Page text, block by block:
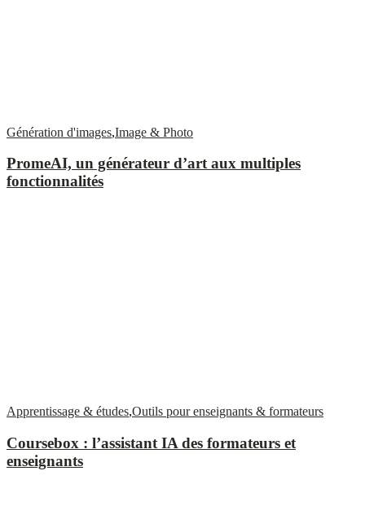
Génération d'images,Image & Photo
PromeAI, un générateur d’art aux multiples
fonctionnalités
Apprentissage & études,Outils pour enseignants & formateurs
Coursebox : l’assistant IA des formateurs et
enseignants